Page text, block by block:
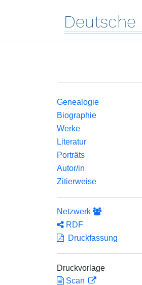
Deutsche
Genealogie
Biographie
Werke
Literatur
Porträts
Autor/in
Zitierweise
Netzwerk
RDF
Druckfassung
Druckvorlage
Scan